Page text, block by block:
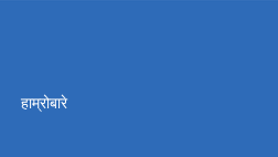
हाम्रोबारे